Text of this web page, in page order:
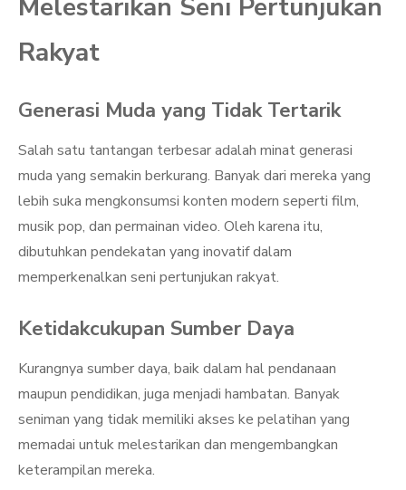
Melestarikan Seni Pertunjukan
Rakyat
Generasi Muda yang Tidak Tertarik
Salah satu tantangan terbesar adalah minat generasi
muda yang semakin berkurang. Banyak dari mereka yang
lebih suka mengkonsumsi konten modern seperti film,
musik pop, dan permainan video. Oleh karena itu,
dibutuhkan pendekatan yang inovatif dalam
memperkenalkan seni pertunjukan rakyat.
Ketidakcukupan Sumber Daya
Kurangnya sumber daya, baik dalam hal pendanaan
maupun pendidikan, juga menjadi hambatan. Banyak
seniman yang tidak memiliki akses ke pelatihan yang
memadai untuk melestarikan dan mengembangkan
keterampilan mereka.